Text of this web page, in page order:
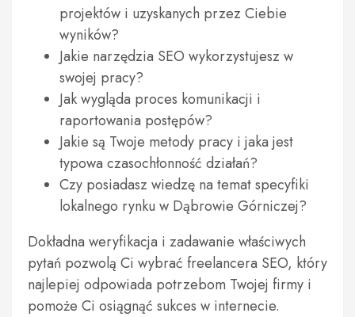
projektów i uzyskanych przez Ciebie
wyników?
Jakie narzędzia SEO wykorzystujesz w
swojej pracy?
Jak wygląda proces komunikacji i
raportowania postępów?
Jakie są Twoje metody pracy i jaka jest
typowa czasochłonność działań?
Czy posiadasz wiedzę na temat specyfiki
lokalnego rynku w Dąbrowie Górniczej?
Dokładna weryfikacja i zadawanie właściwych
pytań pozwolą Ci wybrać freelancera SEO, który
najlepiej odpowiada potrzebom Twojej firmy i
pomoże Ci osiągnąć sukces w internecie.